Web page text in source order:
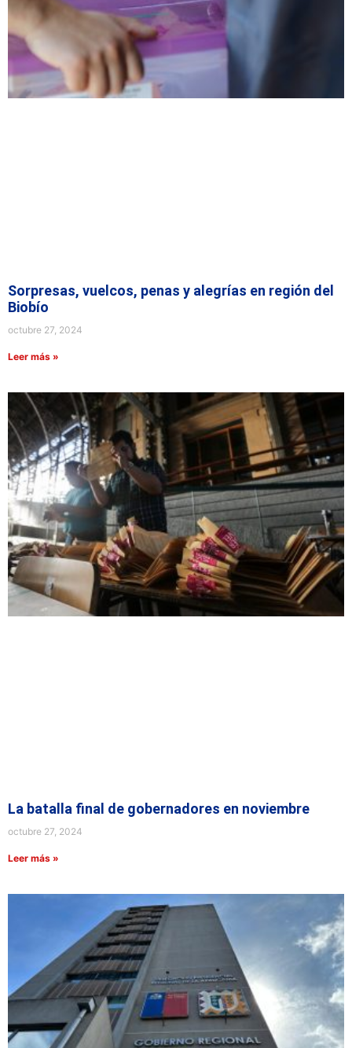
Sorpresas, vuelcos, penas y alegrías en región del
Biobío
octubre 27, 2024
Leer más »
La batalla final de gobernadores en noviembre
octubre 27, 2024
Leer más »